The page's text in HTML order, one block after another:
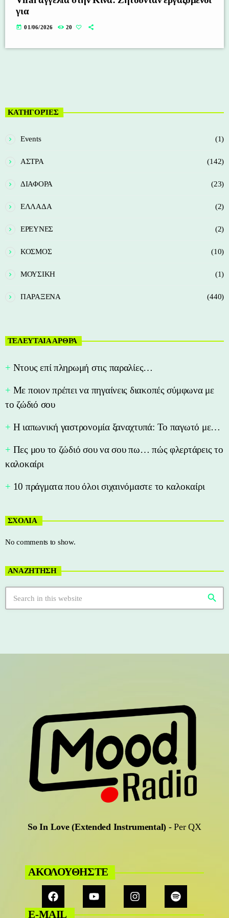
για
today 01/06/2026 20
ΚΑΤΗΓΟΡΊΕΣ
Events (1)
ΑΣΤΡΑ (142)
ΔΙΑΦΟΡΑ (23)
ΕΛΛΑΔΑ (2)
ΕΡΕΥΝΕΣ (2)
ΚΟΣΜΟΣ (10)
ΜΟΥΣΙΚΗ (1)
ΠΑΡΑΞΕΝΑ (440)
ΤΕΛΕΥΤΑΙΑ ΑΡΘΡΑ
Nτους επί πληρωμή στις παραλίες…
Με ποιον πρέπει να πηγαίνεις διακοπές σύμφωνα με
το ζώδιό σου
Η ιαπωνική γαστρονομία ξαναχτυπά: Το παγωτό με…
Πες μου το ζώδιό σου να σου πω… πώς φλερτάρεις το
καλοκαίρι
10 πράγματα που όλοι σιχαινόμαστε το καλοκαίρι
ΣΧΟΛΙΑ
No comments to show.
ΑΝΑΖΗΤΗΣΗ
search
So In Love (Extended Instrumental) -Per QX
ΑΚΟΛΟΥΘΗΣΤΕ
E-MAIL